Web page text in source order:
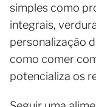
simples como
integrais,
personalização
como comer
potencializa os